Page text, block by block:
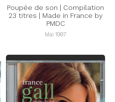
Poupée de son | Compilation
23 titres | Made in France by
PMDC
Mai 1997